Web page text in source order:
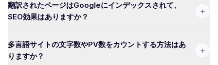
翻訳されたページはGoogleにインデックスされて、
SEO効果はありますか？
+
多言語サイトの文字数やPV数をカウントする方法はあ
りますか？
+